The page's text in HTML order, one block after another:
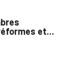
et...